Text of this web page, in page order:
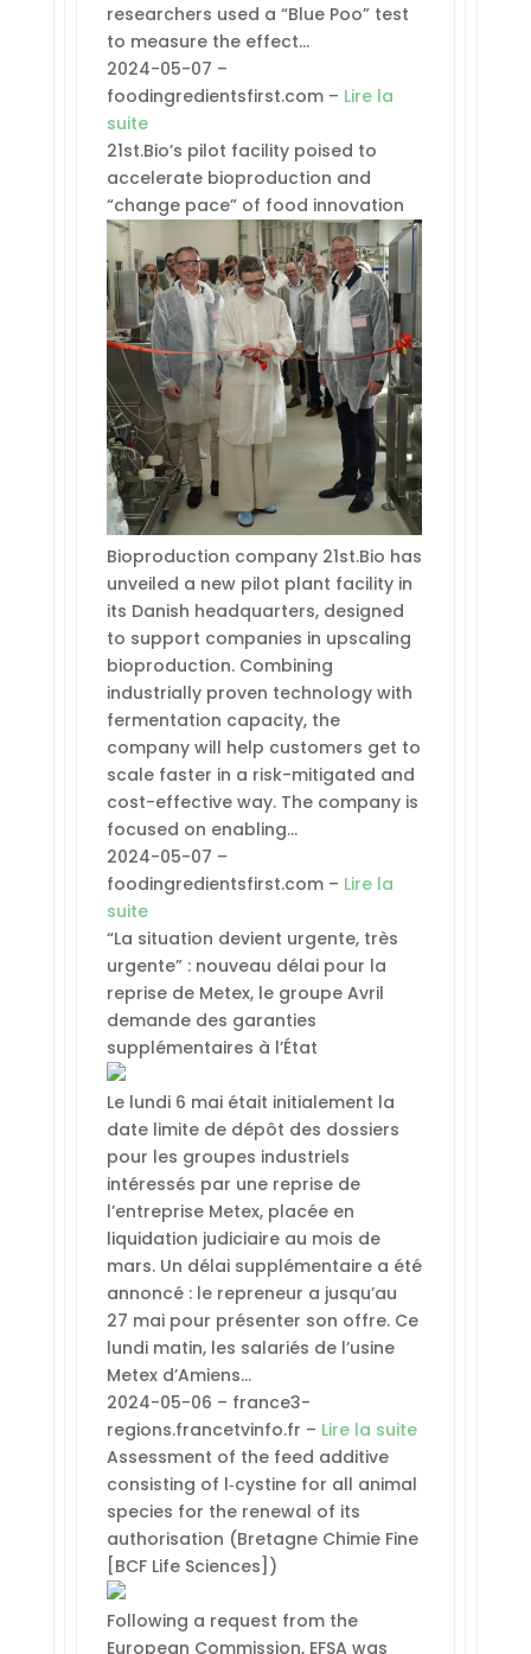
researchers used a “Blue Poo” test
to measure the effect…
2024-05-07 –
foodingredientsfirst.com – Lire la
suite
21st.Bio’s pilot facility poised to
accelerate bioproduction and
“change pace” of food innovation
Bioproduction company 21st.Bio has
unveiled a new pilot plant facility in
its Danish headquarters, designed
to support companies in upscaling
bioproduction. Combining
industrially proven technology with
fermentation capacity, the
company will help customers get to
scale faster in a risk-mitigated and
cost-effective way. The company is
focused on enabling…
2024-05-07 –
foodingredientsfirst.com – Lire la
suite
“La situation devient urgente, très
urgente” : nouveau délai pour la
reprise de Metex, le groupe Avril
demande des garanties
supplémentaires à l’État
Le lundi 6 mai était initialement la
date limite de dépôt des dossiers
pour les groupes industriels
intéressés par une reprise de
l’entreprise Metex, placée en
liquidation judiciaire au mois de
mars. Un délai supplémentaire a été
annoncé : le repreneur a jusqu’au
27 mai pour présenter son offre. Ce
lundi matin, les salariés de l’usine
Metex d’Amiens…
2024-05-06 – france3-
regions.francetvinfo.fr – Lire la suite
Assessment of the feed additive
consisting of l‐cystine for all animal
species for the renewal of its
authorisation (Bretagne Chimie Fine
[BCF Life Sciences])
Following a request from the
European Commission, EFSA was